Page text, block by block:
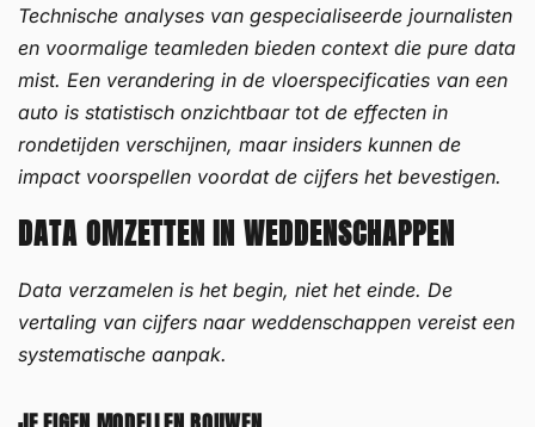
Technische analyses van gespecialiseerde journalisten
en voormalige teamleden bieden context die pure data
mist. Een verandering in de vloerspecificaties van een
auto is statistisch onzichtbaar tot de effecten in
rondetijden verschijnen, maar insiders kunnen de
impact voorspellen voordat de cijfers het bevestigen.
DATA OMZETTEN IN WEDDENSCHAPPEN
Data verzamelen is het begin, niet het einde. De
vertaling van cijfers naar weddenschappen vereist een
systematische aanpak.